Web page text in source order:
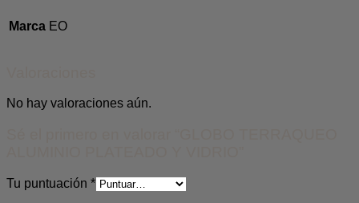
Marca EO
No hay valoraciones aún.
Tu puntuación *